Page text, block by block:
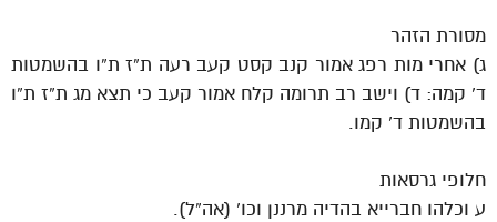
מסורת הזהר
ג) אחרי מות רפג אמור קנב קסט קעב רעה ת”ז ת”ו בהשמטות
ד’ קמה: ד) וישב רב תרומה קלח אמור קעב כי תצא מג ת”ז ת”ו
בהשמטות ד’ קמו.
חלופי גרסאות
ע וכלהו חברייא בהדיה מרננן וכו’ (אה”ל).